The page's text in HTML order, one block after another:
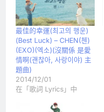
最佳的幸運(최고의 행운)
(Best Luck) – CHEN(첸)
(EXO)(엑소)(沒關係 是愛
情啊(괜찮아, 사랑이야) 主
題曲)
2014/12/01
在「歌詞 Lyrics」中